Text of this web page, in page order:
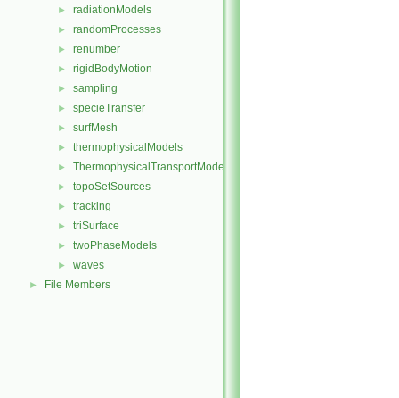
► radiationModels
► randomProcesses
► renumber
► rigidBodyMotion
► sampling
► specieTransfer
► surfMesh
► thermophysicalModels
► ThermophysicalTransportModels
► topoSetSources
► tracking
► triSurface
► twoPhaseModels
► waves
► File Members